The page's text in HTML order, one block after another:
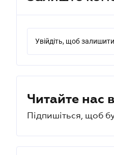
Увійдіть, щоб
Читайте нас
Підпишіться, щоб